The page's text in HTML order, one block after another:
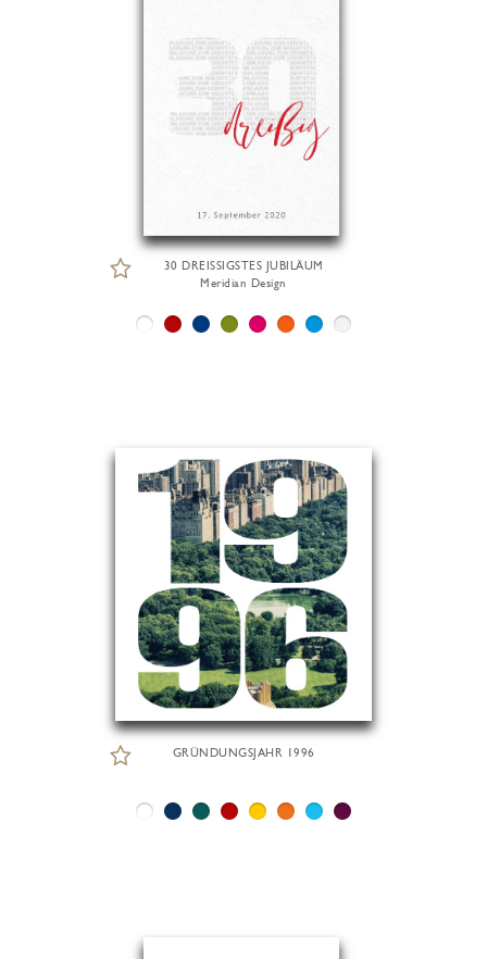
30 DREISSIGSTES JUBILÄUM
Meridian Design
GRÜNDUNGSJAHR 1996